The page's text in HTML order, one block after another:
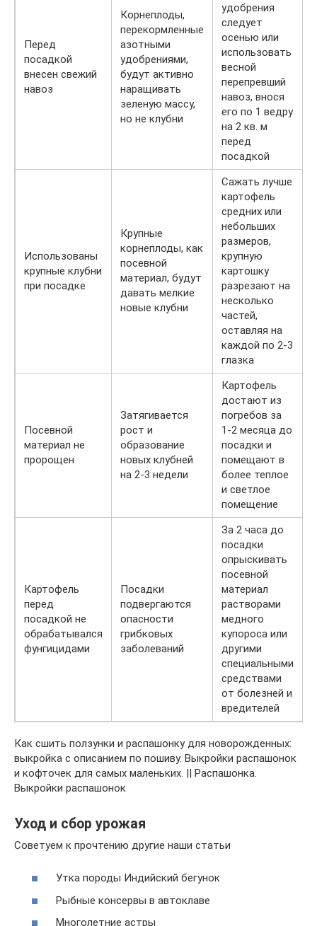
Перед
посадкой
внесен свежий
навоз
Корнеплоды,
перекормленные
азотными
удобрениями,
будут активно
наращивать
зеленую массу,
но не клубни
удобрения
следует
осенью или
использовать
весной
перепревший
навоз, внося
его по 1 ведру
на 2 кв. м
перед
посадкой
Использованы
крупные клубни
при посадке
Крупные
корнеплоды, как
посевной
материал, будут
давать мелкие
новые клубни
Сажать лучше
картофель
средних или
небольших
размеров,
крупную
картошку
разрезают на
несколько
частей,
оставляя на
каждой по 2-3
глазка
Посевной
материал не
пророщен
Затягивается
рост и
образование
новых клубней
на 2-3 недели
Картофель
достают из
погребов за
1-2 месяца до
посадки и
помещают в
более теплое
и светлое
помещение
Картофель
перед
посадкой не
обрабатывался
фунгицидами
Посадки
подвергаются
опасности
грибковых
заболеваний
За 2 часа до
посадки
опрыскивать
посевной
материал
растворами
медного
купороса или
другими
специальными
средствами
от болезней и
вредителей
Как сшить ползунки и распашонку для новорожденных:
выкройка с описанием по пошиву. Выкройки распашонок
и кофточек для самых маленьких. || Распашонка.
Выкройки распашонок
Уход и сбор урожая
Советуем к прочтению другие наши статьи
Утка породы Индийский бегунок
Рыбные консервы в автоклаве
Многолетние астры